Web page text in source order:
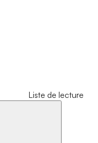
Liste de lecture